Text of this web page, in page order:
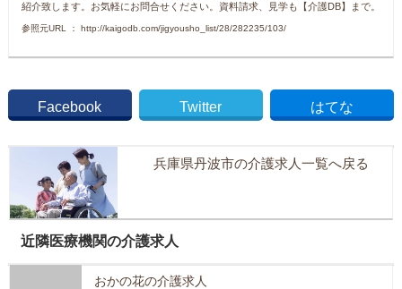
紹介致します。お気軽にお問合せください。資料請求、見学も【介護DB】まで。
参照元URL ： http://kaigodb.com/jigyousho_list/28/282235/103/
Facebook Twitter はてな
兵庫県丹波市の介護求人一覧へ戻る
近隣医療機関の介護求人
おかの花の介護求人